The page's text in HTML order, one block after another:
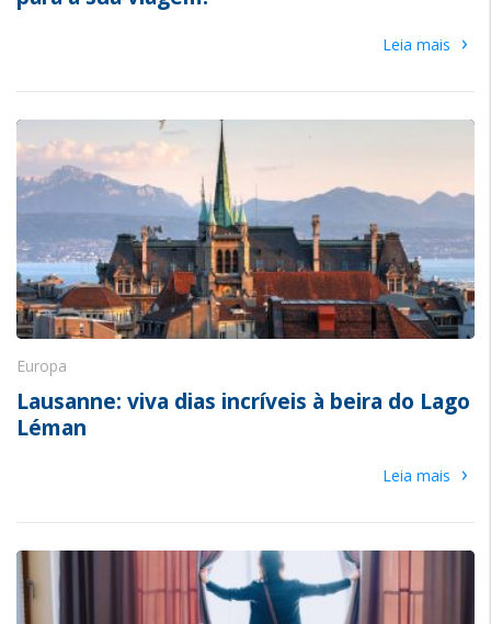
Leia mais ›
Europa
Lausanne: viva dias incríveis à beira do Lago
Léman
Leia mais ›